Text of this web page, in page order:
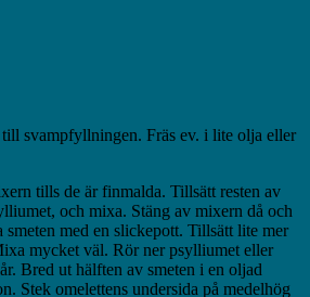
svampfyllningen. Fräs ev. i lite olja eller
tills de är finmalda. Tillsätt resten av
och mixa. Stäng av mixern då och
med en slickepott. Tillsätt lite mer
mycket väl. Rör ner psylliumet eller
Bred ut hälften av smeten i en oljad
Stek omelettens undersida på medelhög